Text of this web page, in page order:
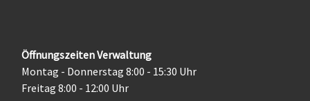
Öffnungszeiten Verwaltung
Montag - Donnerstag 8:00 - 15:30 Uhr
Freitag 8:00 - 12:00 Uhr